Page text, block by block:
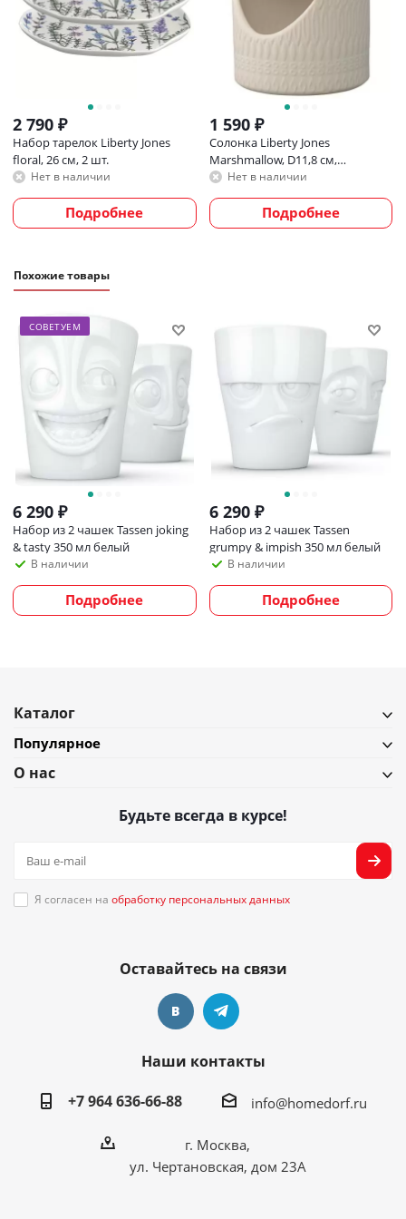
2 790 ₽
Набор тарелок Liberty Jones
floral, 26 см, 2 шт.
Нет в наличии
Подробнее
1 590₽
Солонка Liberty Jones
Marshmallow, D11,8 см,
кремовая
Нет в наличии
Подробнее
Похожие товары
СОВЕТУЕМ
6 290 ₽
Набор из 2 чашек Tassen joking
& tasty 350 мл белый
В наличии
Подробнее
6 290₽
Набор из 2 чашек Tassen
grumpy & impish 350 мл белый
В наличии
Подробнее
Каталог
Популярное
О нас
Будьте всегда в курсе!
Я согласен на обработку персональных данных
Оставайтесь на связи
Наши контакты
+7 964 636-66-88
info@homedorf.ru
г. Москва,
ул. Чертановская, дом 23А